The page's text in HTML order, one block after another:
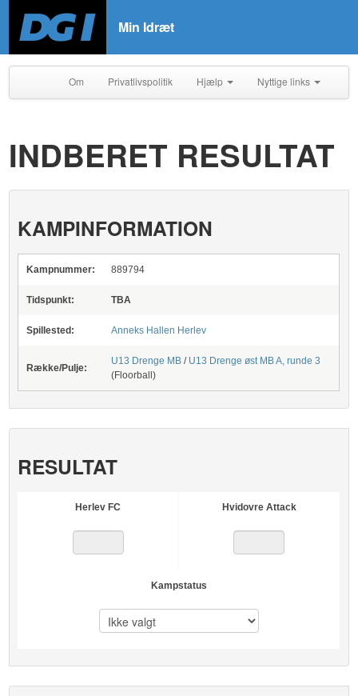
Min Idræt
Om Privatlivspolitik Hjælp Nyttige links
INDBERET RESULTAT
KAMPINFORMATION
Kampnummer: 889794
Tidspunkt: TBA
Spillested: Anneks Hallen Herlev
Række/Pulje:
U13 Drenge MB/ U13 Drenge øst MB A, runde 3
(Floorball)
RESULTAT
Herlev FC
Kampstatus
Hvidovre Attack